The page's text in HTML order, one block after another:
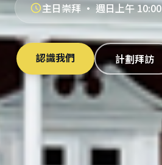
主日崇拜 · 週日上午 10:00
認識我們 計劃拜訪